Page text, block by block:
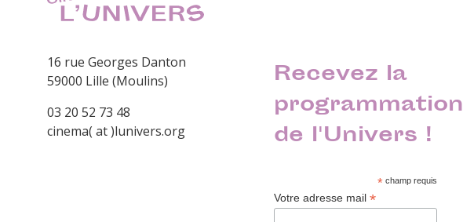
16 rue Georges Danton
59000 Lille (Moulins)
03 20 52 73 48
cinema( at )lunivers.org
Recevez la
programmation
de l'Univers !
*champ requis
Votre adresse mail*